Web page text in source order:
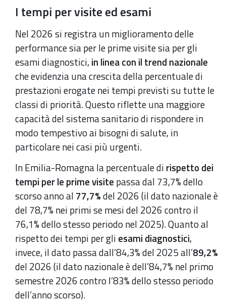
I tempi per visite ed esami
Nel 2026 si registra un miglioramento delle
performance sia per le prime visite sia per gli
esami diagnostici, in linea con il trend nazionale
che evidenzia una crescita della percentuale di
prestazioni erogate nei tempi previsti su tutte le
classi di priorità. Questo riflette una maggiore
capacità del sistema sanitario di rispondere in
modo tempestivo ai bisogni di salute, in
particolare nei casi più urgenti.
In Emilia-Romagna la percentuale di rispetto dei
tempi per le prime visite passa dal 73,7% dello
scorso anno al 77,7%del 2026 (il dato nazionale è
del 78,7% nei primi se mesi del 2026 contro il
76,1% dello stesso periodo nel 2025). Quanto al
rispetto dei tempi per gli esami diagnostici,
invece, il dato passa dall’84,3% del 2025 all’89,2%
del 2026 (il dato nazionale è dell’84,7% nel primo
semestre 2026 contro l’83% dello stesso periodo
dell’anno scorso).